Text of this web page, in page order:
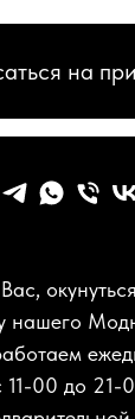
на
нашего
11-00 до 21-